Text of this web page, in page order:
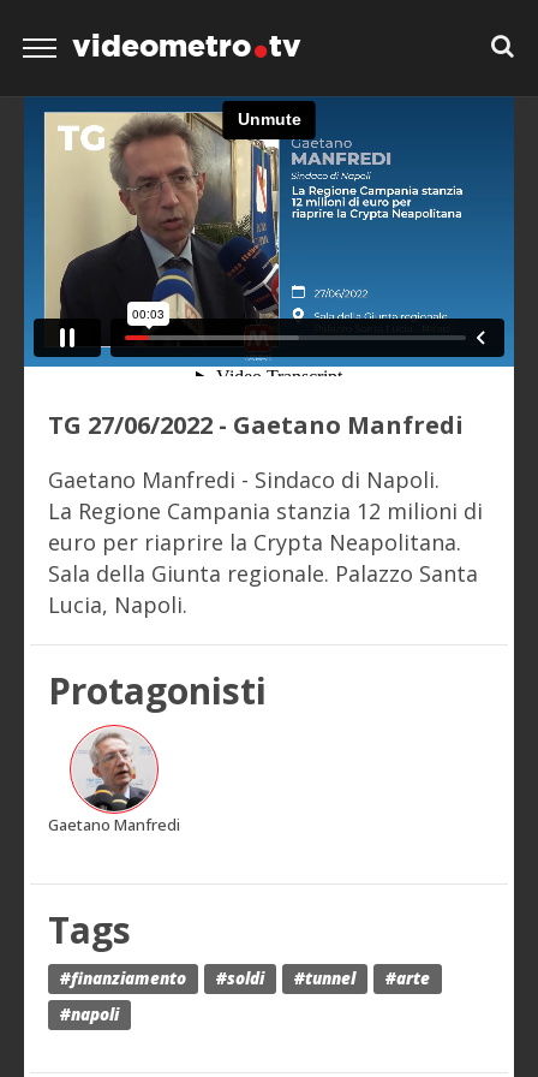
videometro tv
TG 27/06/2022 - Gaetano Manfredi
Gaetano Manfredi - Sindaco di Napoli.
La Regione Campania stanzia 12 milioni di
euro per riaprire la Crypta Neapolitana.
Sala della Giunta regionale. Palazzo Santa
Lucia, Napoli.
Protagonisti
Gaetano Manfredi
Tags
#finanziamento #soldi #tunnel
#arte
#napoli